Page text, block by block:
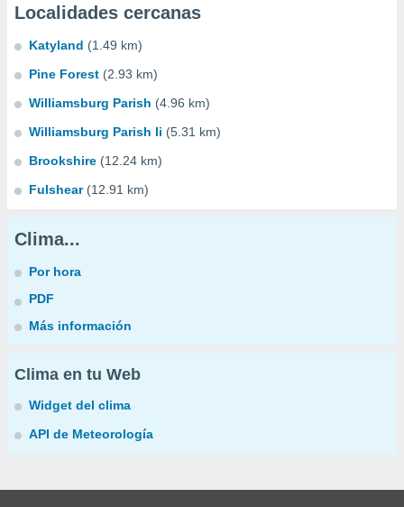
Localidades cercanas
Katyland (1.49 km)
Pine Forest (2.93 km)
Williamsburg Parish (4.96 km)
Williamsburg Parish Ii (5.31 km)
Brookshire (12.24 km)
Fulshear (12.91 km)
Clima...
Por hora
PDF
Más información
Clima en tu Web
Widget del clima
API de Meteorología